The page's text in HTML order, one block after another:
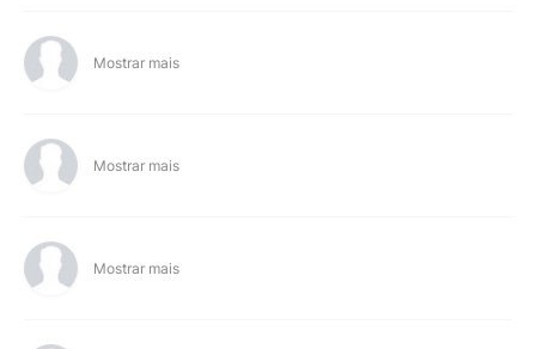
Mostrar mais
Mostrar mais
Mostrar mais